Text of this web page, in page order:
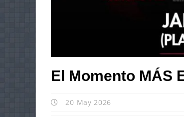
El Momento MÁS
20 May 2026